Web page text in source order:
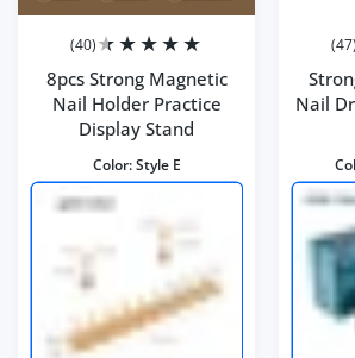
(47)
Nail
(40)
8pcs Strong Magnetic
Nail Holder Practice
Display Stand
Color:Style E